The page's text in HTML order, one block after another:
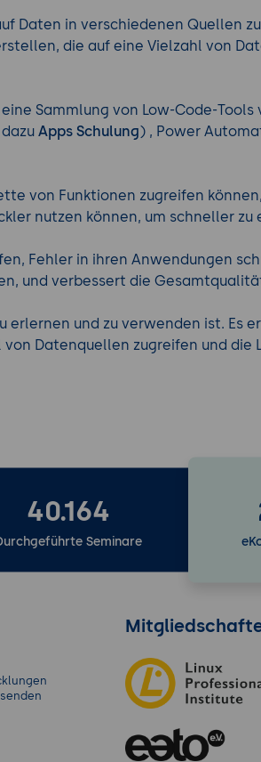
Daten in verschiedenen Quellen
die auf eine Vielzahl von
Sammlung von Low-Code-
Apps Schulung) , Power
von Funktionen zugreifen
nutzen können, um schneller zu
Fehler in ihren Anwendungen
und verbessert die
und zu verwenden ist. Es
Datenquellen zugreifen und die
40.164
Seminare